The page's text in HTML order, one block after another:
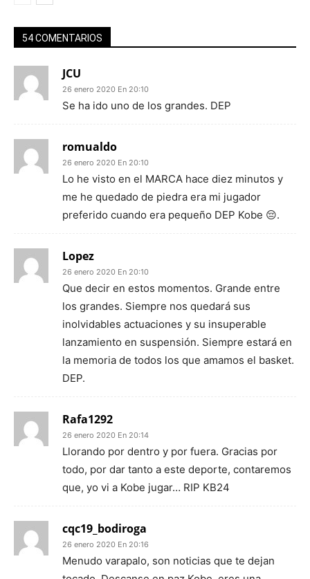
54 COMENTARIOS
JCU
26 enero 2020 En 20:10
Se ha ido uno de los grandes. DEP
romualdo
26 enero 2020 En 20:10
Lo he visto en el MARCA hace diez minutos y
me he quedado de piedra era mi jugador
preferido cuando era pequeño DEP Kobe 😔.
Lopez
26 enero 2020 En 20:10
Que decir en estos momentos. Grande entre
los grandes. Siempre nos quedará sus
inolvidables actuaciones y su insuperable
lanzamiento en suspensión. Siempre estará en
la memoria de todos los que amamos el basket.
DEP.
Rafa1292
26 enero 2020 En 20:14
Llorando por dentro y por fuera. Gracias por
todo, por dar tanto a este deporte, contaremos
que, yo vi a Kobe jugar… RIP KB24
cqc19_bodiroga
26 enero 2020 En 20:16
Menudo varapalo, son noticias que te dejan